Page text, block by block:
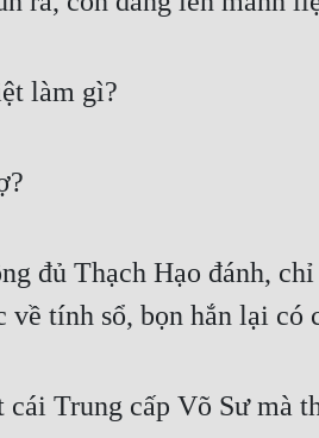
làm gì?
đủ Thạch Hạo đánh,
tính sổ, bọn hắn lại có
Trung cấp Võ Sư mà